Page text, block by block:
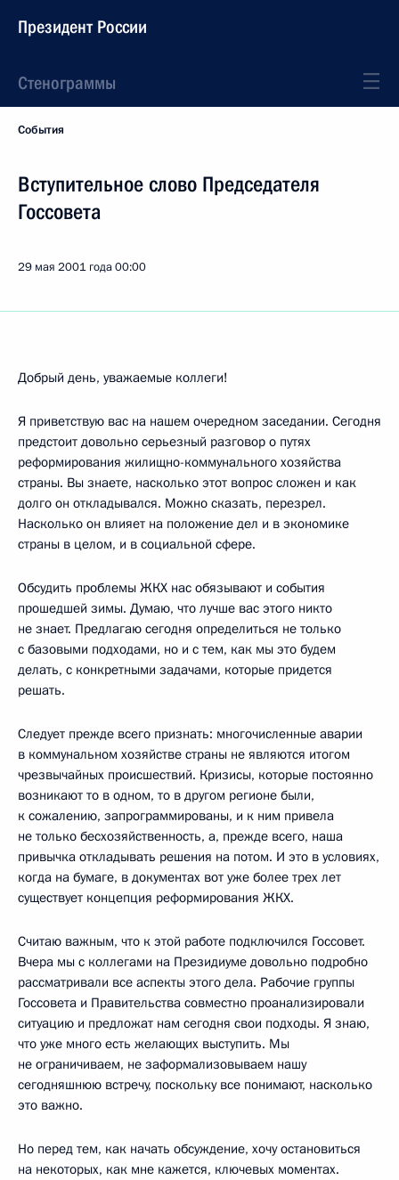
Президент России
Стенограммы
События
Вступительное слово Председателя
Госсовета
29 мая 2001 года00:00
Добрый день, уважаемые коллеги!
Я приветствую вас на нашем очередном заседании. Сегодня
предстоит довольно серьезный разговор о путях
реформирования жилищно-коммунального хозяйства
страны. Вы знаете, насколько этот вопрос сложен и как
долго он откладывался. Можно сказать, перезрел.
Насколько он влияет на положение дел и в экономике
страны в целом, и в социальной сфере.
Обсудить проблемы ЖКХ нас обязывают и события
прошедшей зимы. Думаю, что лучше вас этого никто
не знает. Предлагаю сегодня определиться не только
с базовыми подходами, но и с тем, как мы это будем
делать, с конкретными задачами, которые придется
решать.
Следует прежде всего признать: многочисленные аварии
в коммунальном хозяйстве страны не являются итогом
чрезвычайных происшествий. Кризисы, которые постоянно
возникают то в одном, то в другом регионе были,
к сожалению, запрограммированы, и к ним привела
не только бесхозяйственность, а, прежде всего, наша
привычка откладывать решения на потом. И это в условиях,
когда на бумаге, в документах вот уже более трех лет
существует концепция реформирования ЖКХ.
Считаю важным, что к этой работе подключился Госсовет.
Вчера мы с коллегами на Президиуме довольно подробно
рассматривали все аспекты этого дела. Рабочие группы
Госсовета и Правительства совместно проанализировали
ситуацию и предложат нам сегодня свои подходы. Я знаю,
что уже много есть желающих выступить. Мы
не ограничиваем, не заформализовываем нашу
сегодняшнюю встречу, поскольку все понимают, насколько
это важно.
Но перед тем, как начать обсуждение, хочу остановиться
на некоторых, как мне кажется, ключевых моментах.